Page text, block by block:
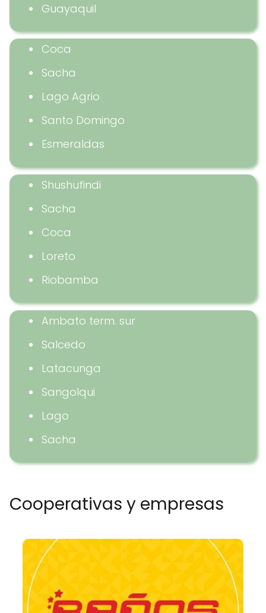
Guayaquil
Coca
Sacha
Lago Agrio
Santo Domingo
Esmeraldas
Shushufindi
Sacha
Coca
Loreto
Riobamba
Ambato term. sur
Salcedo
Latacunga
Sangolqui
Lago
Sacha
Cooperativas y empresas